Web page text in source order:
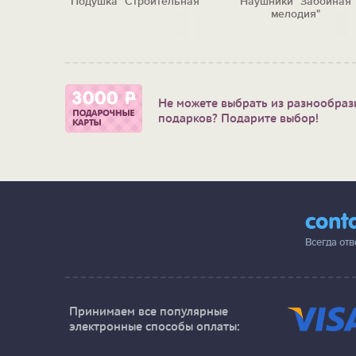
мелодия"
Не можете выбрать из
подарков? Подарите выбор!
Всегда
Принимаем все популярные
электронные способы оплаты: